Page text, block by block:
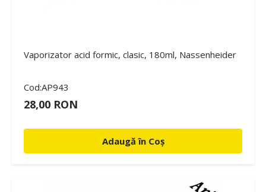
Vaporizator acid formic, clasic, 180ml, Nassenheider
Cod:AP943
28,00 RON
Adaugă în Coș